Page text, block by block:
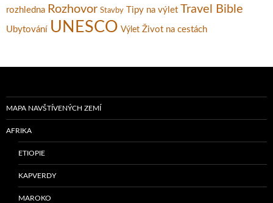
rozhledna Rozhovor Stavby Tipy na výlet Travel Bible
Ubytování UNESCO Výlet Život na cestách
MAPA NAVŠTÍVENÝCH ZEMÍ
AFRIKA
ETIOPIE
KAPVERDY
MAROKO